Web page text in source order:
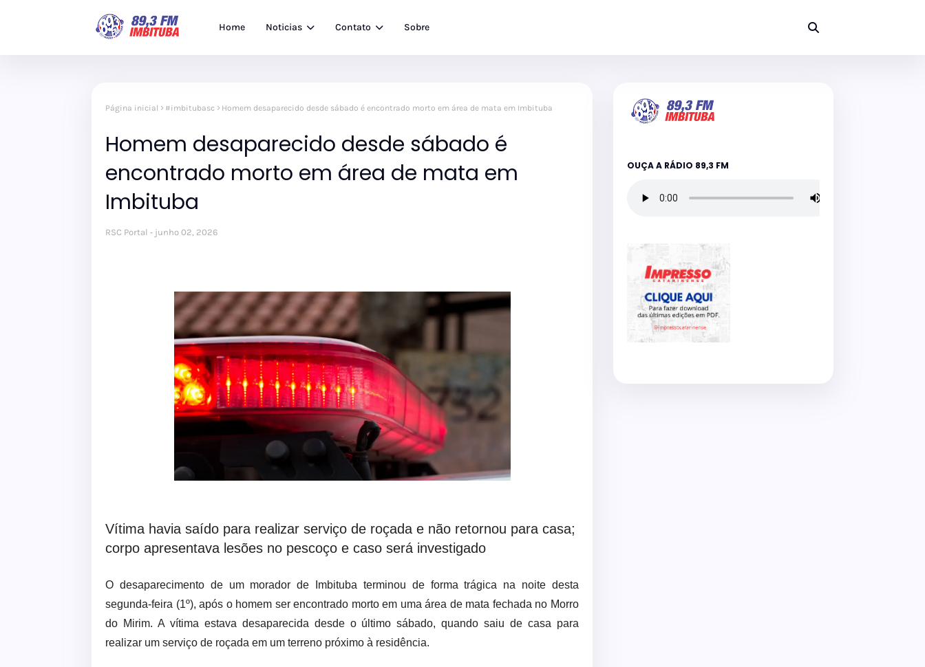
Home Noticias Contato Sobre
Página inicial #imbitubasc Homem desaparecido desde sábado é encontrado morto em área de mata em Imbituba
Homem desaparecido desde sábado é
encontrado morto em área de mata em
Imbituba
RSC Portal junho 02, 2026
Vítima havia saído para realizar serviço de roçada e não retornou para casa;
corpo apresentava lesões no pescoço e caso será investigado
O desaparecimento de um morador de Imbituba terminou de forma trágica na noite desta
segunda-feira (1º), após o homem ser encontrado morto em uma área de mata fechada no Morro
do Mirim. A vítima estava desaparecida desde o último sábado, quando saiu de casa para
realizar um serviço de roçada em um terreno próximo à residência.
OUÇA A RÁDIO 89,3 FM